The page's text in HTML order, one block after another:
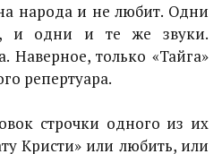
народа и не любит. Одни
и одни и те же звуки.
Наверное, только «Тайга»
репертуара.
строчки одного из их
Кристи» или любить, или